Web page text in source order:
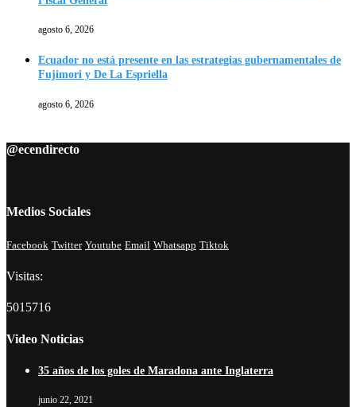
agosto 6, 2026
Ecuador no está presente en las estrategias gubernamentales de
Fujimori y De La Espriella
agosto 6, 2026
@ecendirecto
Medios Sociales
Facebook Twitter Youtube Email Whatsapp Tiktok
Visitas:
5015716
Video Noticias
35 años de los goles de Maradona ante Inglaterra
junio 22, 2021